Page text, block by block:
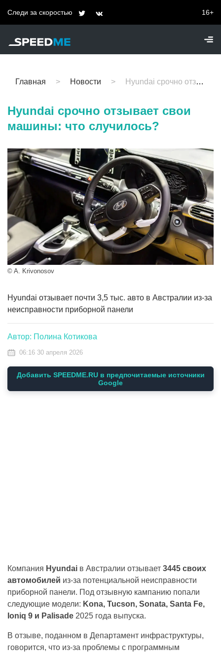
Следи за скоростью 16+
Главная Новости Hyundai срочно отзывает свои машины: что случилось?
Hyundai срочно отзывает свои
машины: что случилось?
© A. Krivonosov
Hyundai отзывает почти 3,5 тыс. авто в Австралии из-за
неисправности приборной панели
Автор: Полина Котикова
06:16 30 апреля 2026
Добавить SPEEDME.RU в предпочитаемые источники
Google
Компания Hyundai в Австралии отзывает 3445 своих
автомобилей из-за потенциальной неисправности
приборной панели. Под отзывную кампанию попали
следующие модели: Kona, Tucson, Sonata, Santa Fe,
Ioniq 9 и Palisade 2025 года выпуска.
В отзыве, поданном в Департамент инфраструктуры,
говорится, что из-за проблемы с программным